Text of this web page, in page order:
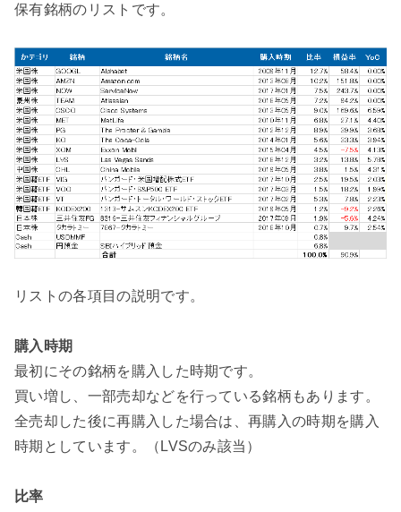
保有銘柄のリストです。
リストの各項目の説明です。
購入時期
最初にその銘柄を購入した時期です。
買い増し、一部売却などを行っている銘柄もあります。
全売却した後に再購入した場合は、再購入の時期を購入
時期としています。（LVSのみ該当）
比率